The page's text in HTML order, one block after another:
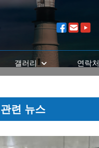
갤러리 연락처
관련 뉴스